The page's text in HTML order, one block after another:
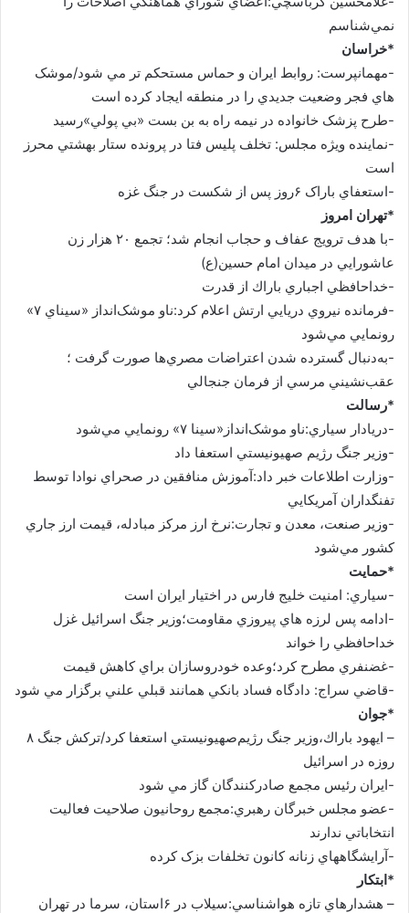
نمي‌شناسم
*خراسان
-مهمانپرست: روابط ايران و حماس مستحکم تر مي شود/موشک
هاي فجر وضعيت جديدي را در منطقه ايجاد کرده است
-طرح پزشک خانواده در نيمه راه به بن بست «بي پولي»رسيد
-نماينده ويژه مجلس: تخلف پليس فتا در پرونده ستار بهشتي محرز
است
-استعفاي باراک ۶روز پس از شکست در جنگ غزه
*تهران امروز
-با هدف ترويج عفاف و حجاب انجام شد؛ تجمع ۲۰ هزار زن
عاشورايي در ميدان امام حسين(ع)
-خداحافظي اجباري باراك از قدرت
-فرمانده نيروي دريايي ارتش اعلام كرد:ناو موشک‌انداز «سيناي ۷»
رونمايي مي‌شود
-به‌دنبال گسترده شدن اعتراضات مصري‌ها صورت گرفت ؛
عقب‌نشيني مرسي از فرمان جنجالي
*رسالت
-دريادار سياري:ناو موشک‌انداز«سينا ۷» رونمايي مي‌شود
-وزير جنگ رژيم صهيونيستي استعفا داد
-وزارت اطلاعات خبر داد:آموزش منافقين در صحراي نوادا توسط
تفنگداران آمريکايي
-وزير صنعت، معدن و تجارت:نرخ ارز مرکز مبادله، قيمت ارز جاري
کشور مي‌شود
*حمايت
-سياري: امنيت خليج فارس در اختيار ايران است
-ادامه پس لرزه هاي پيروزي مقاومت؛وزير جنگ اسرائيل غزل
خداحافظي را خواند
-غضنفري مطرح کرد؛وعده خودروسازان براي کاهش قيمت
-قاضي سراج: دادگاه فساد بانکي همانند قبلي علني برگزار مي شود
*جوان
– ايهود باراك،وزير جنگ رژيم‌صهيونيستي استعفا کرد/ترکش جنگ ۸
روزه در اسرائيل
-ايران رئيس مجمع صادرکنندگان گاز مي شود
-عضو مجلس خبرگان رهبري:مجمع روحانيون صلاحيت فعاليت
انتخاباتي ندارند
-آرايشگاههاي زنانه کانون تخلفات بزک کرده
*ابتکار
– هشدارهاي تازه هواشناسي:سيلاب در ۶استان، سرما در تهران